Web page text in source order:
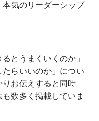
気のリーダーシップ
とうまくいくのか」
たらいいのか」につい
お伝えすると同時
数多く掲載していま